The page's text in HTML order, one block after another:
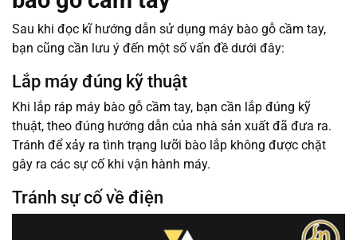
Sau khi đọc kĩ hướng dẫn sử dụng máy bào gỗ cầm tay,
bạn cũng cần lưu ý đến một số vấn đề dưới đây:
Lắp máy đúng kỹ thuật
Khi lắp ráp máy bào gỗ cầm tay, bạn cần lắp đúng kỹ
thuật, theo đúng hướng dẫn của nhà sản xuất đã đưa ra.
Tránh để xảy ra tình trạng lưỡi bào lắp không được chặt
gây ra các sự cố khi vận hành máy.
Tránh sự cố về điện